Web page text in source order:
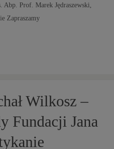
Prof. Marek Jędraszewski,
Zapraszamy
Wilkosz –
Fundacji Jana